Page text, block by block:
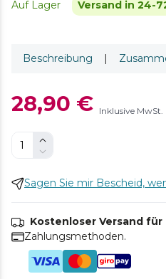
Auf Lager Versand in 24-
Beschreibung |
28,90 € Inklusive MwSt.
Sagen Sie mir Bescheid,
Kostenloser Versand
Zahlungsmethoden.